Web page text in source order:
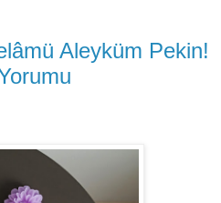
Aleyküm Pekin!